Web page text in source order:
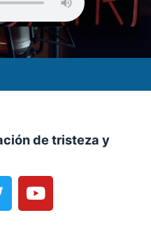
de tristeza y
Y
o
u